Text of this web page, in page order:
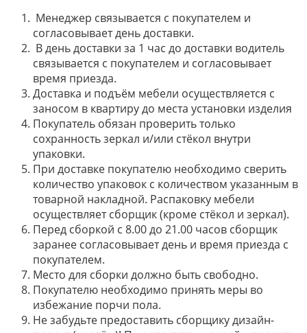
Менеджер связывается с покупателем и
согласовывает день доставки.
В день доставки за 1 час до доставки водитель
связывается с покупателем и согласовывает
время приезда.
Доставка и подъём мебели осуществляется с
заносом в квартиру до места установки изделия
Покупатель обязан проверить только
сохранность зеркал и/или стёкол внутри
упаковки.
При доставке покупателю необходимо сверить
количество упаковок с количеством указанным в
товарной накладной. Распаковку мебели
осуществляет сборщик (кроме стёкол и зеркал).
Перед сборкой с 8.00 до 21.00 часов сборщик
заранее согласовывает день и время приезда с
покупателем.
Место для сборки должно быть свободно.
Покупателю необходимо принять меры во
избежание порчи пола.
Не забудьте предоставить сборщику дизайн-